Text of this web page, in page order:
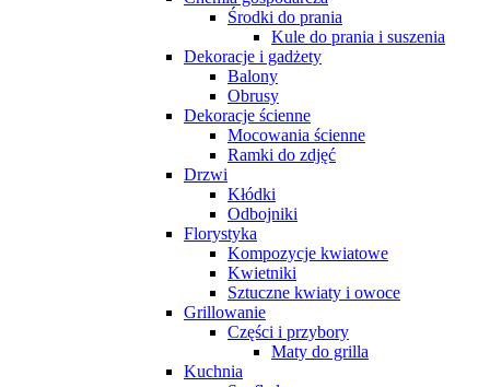
Środki do prania
Kule do prania i suszenia
Dekoracje i gadżety
Balony
Obrusy
Dekoracje ścienne
Mocowania ścienne
Ramki do zdjęć
Drzwi
Kłódki
Odbojniki
Florystyka
Kompozycje kwiatowe
Kwietniki
Sztuczne kwiaty i owoce
Grillowanie
Części i przybory
Maty do grilla
Kuchnia